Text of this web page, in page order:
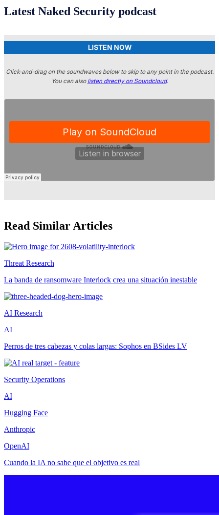
Latest Naked Security podcast
LISTEN NOW
Click-and-drag on the soundwaves below to skip to any point in the podcast.
You can also listen directly on Soundcloud.
Read Similar Articles
Threat Research
La banda de ransomware Interlock crea una situación inestable
AI Research
AI
Perros de tres cabezas y colas largas: Sophos en BSides LV
Security Operations
AI
Hugging Face
Anthropic
OpenAI
Cuando la IA no sabe que el objetivo es real